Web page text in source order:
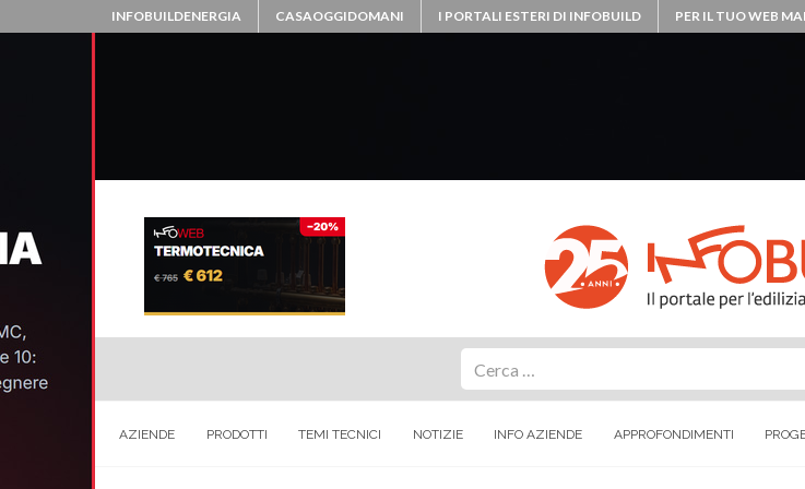
INFOBUILDENERGIA CASAOGGIDOMANI I PORTALI ESTERI DI INFOBUILD PER IL TUO WEB
AZIENDE PRODOTTI TEMI TECNICI NOTIZIE INFO AZIENDE APPROFONDIMENTI